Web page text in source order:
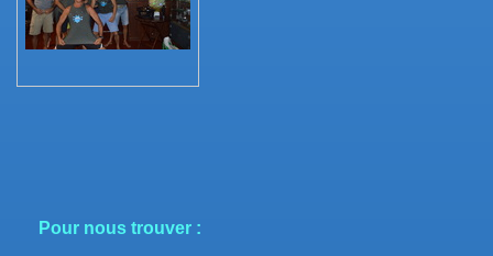
Pour nous trouver :